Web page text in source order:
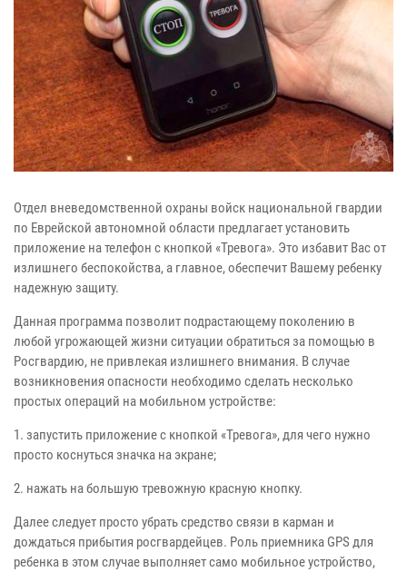
Отдел вневедомственной охраны войск национальной гвардии
по Еврейской автономной области предлагает установить
приложение на телефон с кнопкой «Тревога». Это избавит Вас от
излишнего беспокойства, а главное, обеспечит Вашему ребенку
надежную защиту.
Данная программа позволит подрастающему поколению в
любой угрожающей жизни ситуации обратиться за помощью в
Росгвардию, не привлекая излишнего внимания. В случае
возникновения опасности необходимо сделать несколько
простых операций на мобильном устройстве:
1. запустить приложение с кнопкой «Тревога», для чего нужно
просто коснуться значка на экране;
2. нажать на большую тревожную красную кнопку.
Далее следует просто убрать средство связи в карман и
дождаться прибытия росгвардейцев. Роль приемника GPS для
ребенка в этом случае выполняет само мобильное устройство,